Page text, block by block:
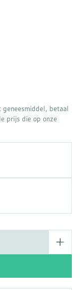
betaal
prijs die op onze